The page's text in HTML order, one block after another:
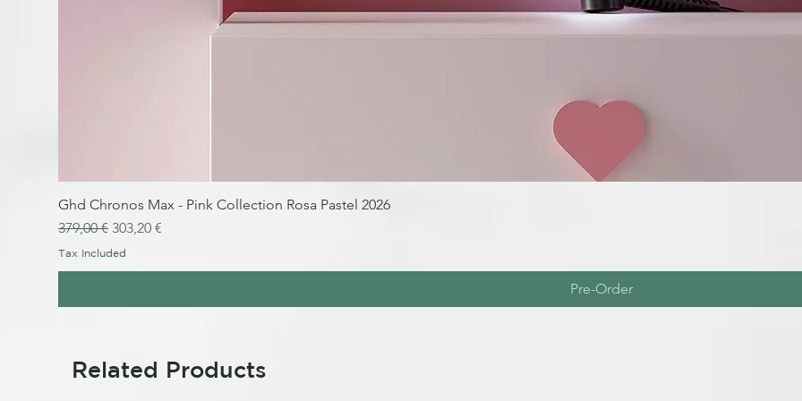
Ghd Chronos Max - Pink Collection Rosa Pastel 2026
Regular Price
379,00 € Sale Price
303,20 €
Tax Included
Pre-Order
Related Products